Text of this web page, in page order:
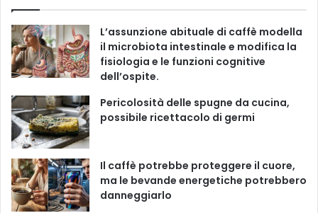
r
i
e
e
b
o
o
k
T
u
b
e
t
a
g
r
a
T
o
k
L’assunzione abituale di caffè modella
il microbiota intestinale e modifica la
fisiologia e le funzioni cognitive
dell’ospite.
Pericolosità delle spugne da cucina,
possibile ricettacolo di germi
Il caffè potrebbe proteggere il cuore,
ma le bevande energetiche potrebbero
danneggiarlo